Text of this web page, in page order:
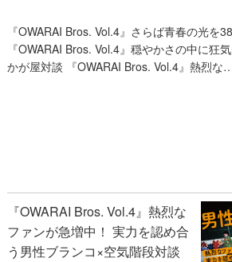
『OWARAI Bros. Vol.4』さらば青春の光を
『OWARAI Bros. Vol.4』穏やかさの中に
かが屋対談 『OWARAI Bros. Vol.4』熱烈な
『OWARAI Bros. Vol.4』熱烈な
ファンが急増中！ 実力を認め合
う男性ブランコ×空気階段対談